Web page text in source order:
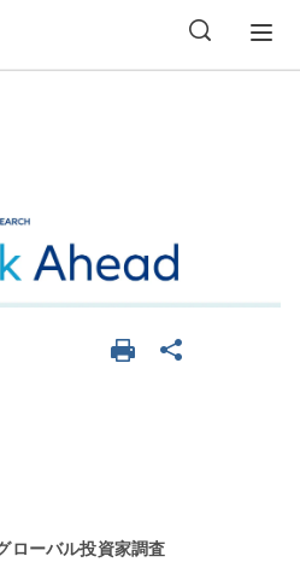
ローバル投資家調査